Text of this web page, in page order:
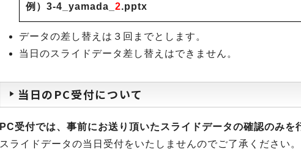
例）3-4_yamada_ 2.pptx
データの差し替えは３回までとします。
当日のスライドデータ差し替えはできません。
当日のPC受付について
PC受付では、事前にお送り頂いたスライドデータの確認のみを
スライドデータの当日受付をいたしませんのでご了承ください。